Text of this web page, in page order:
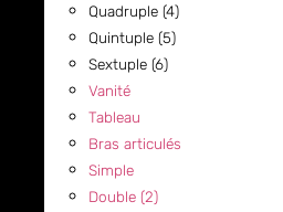
Quadruple (4)
Quintuple (5)
Sextuple (6)
Vanité
Tableau
Bras articulés
Simple
Double (2)